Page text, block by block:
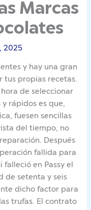
Marcas
2025
y hay una gran
tus propias recetas.
de seleccionar
rápidos es que,
fuesen sencillas
del tiempo, no
Después
fallida para
en Passy el
de setenta y seis
dicho factor para
trufas. El contrato